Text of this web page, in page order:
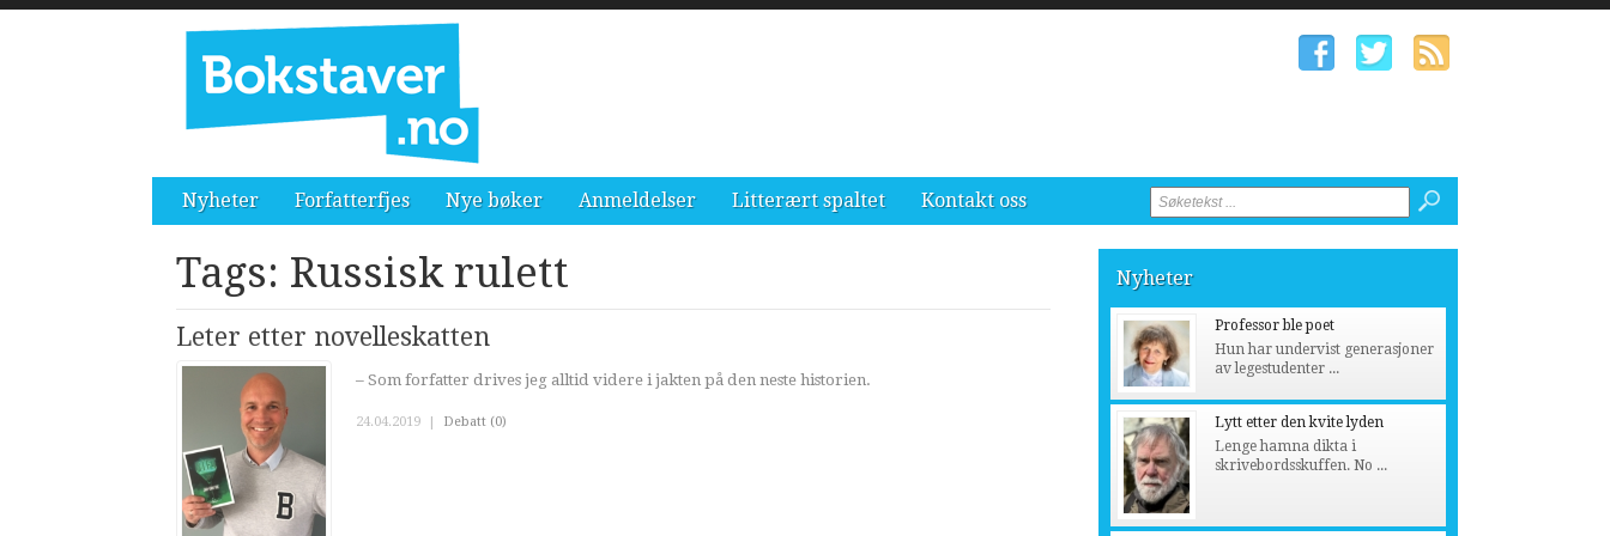
Nyheter Forfatterfjes Nye bøker Anmeldelser Litterært spaltet Kontakt oss
Tags: Russisk rulett
Leter etter novelleskatten
– Som forfatter drives jeg alltid videre i jakten på den neste historien.
24.04.2019 | Debatt (0)
Nyheter
Professor ble poet
Hun har undervist generasjoner
av legestudenter ...
Lytt etter den kvite lyden
Lenge hamna dikta i
skrivebordsskuffen. No ...